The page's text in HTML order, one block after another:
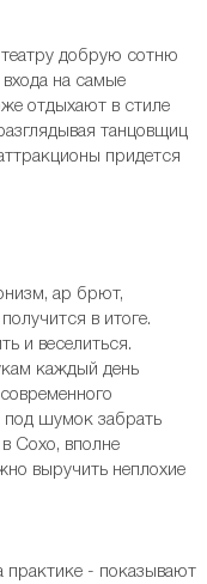
добрую сотню
на самые
отдыхают в стиле
танцовщиц
придется
ар брют,
в итоге.
и веселиться.
каждый день
под шумок забрать
Сохо, вполне
выручить неплохие
практике - показывают